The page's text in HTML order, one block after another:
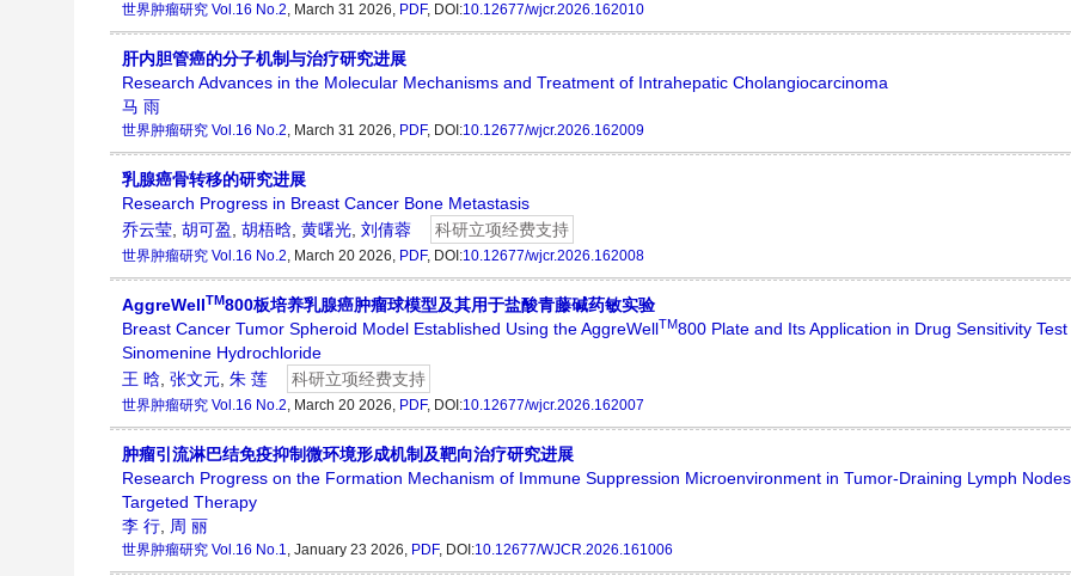
世界肿瘤研究 Vol.16 No.2, March 31 2026, PDF, DOI:10.12677/wjcr.2026.162010
肝内胆管癌的分子机制与治疗研究进展
Research Advances in the Molecular Mechanisms and Treatment of Intrahepatic Cholangiocarcinoma
马 雨
世界肿瘤研究 Vol.16 No.2, March 31 2026, PDF, DOI:10.12677/wjcr.2026.162009
乳腺癌骨转移的研究进展
Research Progress in Breast Cancer Bone Metastasis
乔云莹, 胡可盈, 胡梧晗, 黄曙光, 刘倩蓉 科研立项经费支持
世界肿瘤研究 Vol.16 No.2, March 20 2026, PDF, DOI:10.12677/wjcr.2026.162008
AggreWellTM800板培养乳腺癌肿瘤球模型及其用于盐酸青藤碱药敏实验
Breast Cancer Tumor Spheroid Model Established Using the AggreWellTM800 Plate and Its Application in Drug Sensitivity Test
Sinomenine Hydrochloride
王 晗, 张文元, 朱 莲 科研立项经费支持
世界肿瘤研究 Vol.16 No.2, March 20 2026, PDF, DOI:10.12677/wjcr.2026.162007
肿瘤引流淋巴结免疫抑制微环境形成机制及靶向治疗研究进展
Research Progress on the Formation Mechanism of Immune Suppression Microenvironment in Tumor-Draining Lymph
Targeted Therapy
李 行, 周 丽
世界肿瘤研究 Vol.16 No.1, January 23 2026, PDF, DOI:10.12677/WJCR.2026.161006